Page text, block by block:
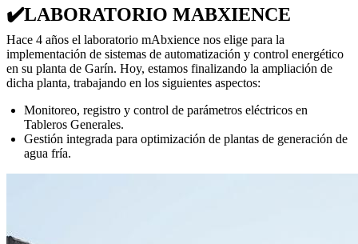
✔️LABORATORIO MABXIENCE
Hace 4 años el laboratorio mAbxience nos elige para la
implementación de sistemas de automatización y control energético
en su planta de Garín. Hoy, estamos finalizando la ampliación de
dicha planta, trabajando en los siguientes aspectos:
Monitoreo, registro y control de parámetros eléctricos en
Tableros Generales.
Gestión integrada para optimización de plantas de generación de
agua fría.